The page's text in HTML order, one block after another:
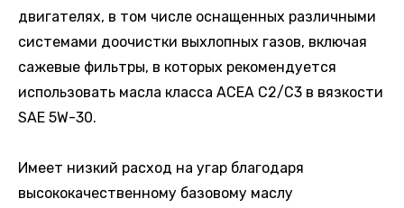
двигателях, в том числе оснащенных различными
системами доочистки выхлопных газов, включая
сажевые фильтры, в которых рекомендуется
использовать масла класса ACEA C2/C3 в вязкости
SAE 5W-30.
Имеет низкий расход на угар благодаря
высококачественному базовому маслу